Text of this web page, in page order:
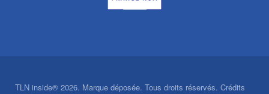
TLN inside® 2026. Marque déposée. Tous droits réservés. Crédits